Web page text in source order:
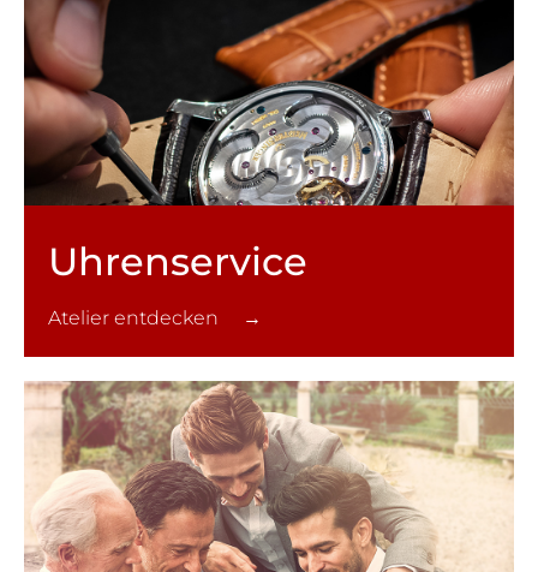
Uhren­service
Atelier entdecken →